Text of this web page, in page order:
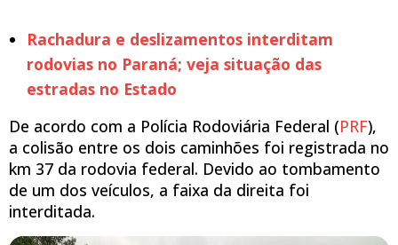
Rachadura e deslizamentos interditam
rodovias no Paraná; veja situação das
estradas no Estado
De acordo com a Polícia Rodoviária Federal (PRF),
a colisão entre os dois caminhões foi registrada no
km 37 da rodovia federal. Devido ao tombamento
de um dos veículos, a faixa da direita foi
interditada.